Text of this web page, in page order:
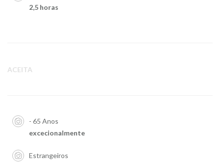
2,5 horas
ACEITA
- 65 Anos
excecionalmente
Estrangeiros